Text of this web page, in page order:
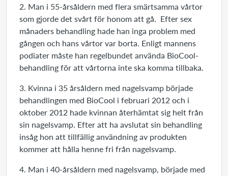
2. Man i 55-årsåldern med flera smärtsamma vårtor
som gjorde det svårt för honom att gå. Efter sex
månaders behandling hade han inga problem med
gången och hans vårtor var borta. Enligt mannens
podiater måste han regelbundet använda BioCool-
behandling för att vårtorna inte ska komma tillbaka.
3. Kvinna i 35 årsåldern med nagelsvamp började
behandlingen med BioCool i februari 2012 och i
oktober 2012 hade kvinnan återhämtat sig helt från
sin nagelsvamp. Efter att ha avslutat sin behandling
insåg hon att tillfällig användning av produkten
kommer att hålla henne fri från nagelsvamp.
4. Man i 40-årsåldern med nagelsvamp, började med